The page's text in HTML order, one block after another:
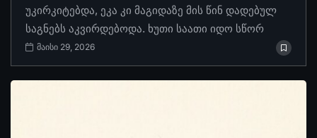
უკირკიტებდა, ეკა კი მაგიდაზე მის წინ დადებულ
საგნებს აკვირდებოდა. ხუთი საათი იდო სწორ
მაისი 29, 2026